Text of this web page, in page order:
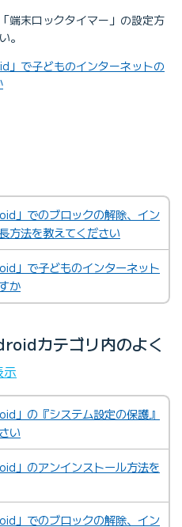
端末ロックタイマー」の設定方
。
」で子どものインターネットの
」でのブロックの解除、イン
方法を教えてください
」で子どものインターネット
か
カテゴリ内のよく
示
」の『システム設定の保護』
い
」のアンインストール方法を
」でのブロックの解除、イン